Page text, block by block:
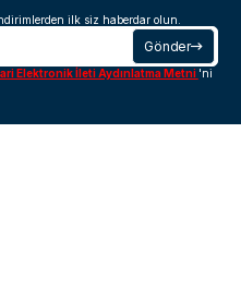
ilk siz haberdar olun.
Gönder
Elektronik İleti Aydınlatma Metni 'ni